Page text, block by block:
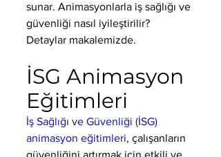
sunar. Animasyonlarla iş sağlığı ve
güvenliği nasıl iyileştirilir?
Detaylar makalemizde.
İSG Animasyon
Eğitimleri
İş Sağlığı ve Güvenliği (İSG)
animasyon eğitimleri, çalışanların
güvenliğini artırmak için etkili ve